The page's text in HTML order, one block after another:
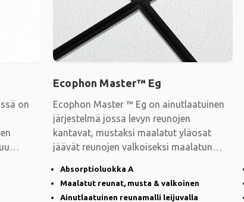
on
Ecophon Master™ Eg
Ecophon Master ™ Eg on ainutlaatuinen
järjestelmä jossa levyn reunojen
kantavat, mustaksi maalatut yläosat
jäävät reunojen valkoiseksi maalatun
Absorptioluokka A
Maalatut reunat, musta & valkoinen
Ainutlaatuinen reunamalli leijuvalla